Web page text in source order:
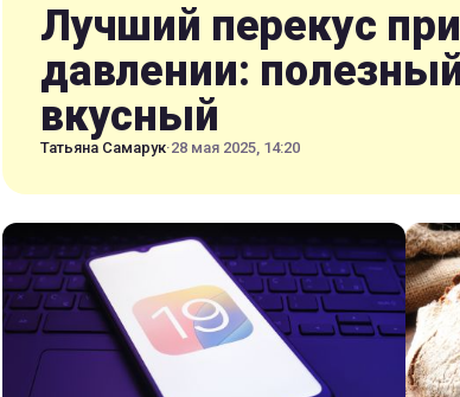
Лучший перекус
давлении:
вкусный
Татьяна Самарук·28 мая 2025, 14:20